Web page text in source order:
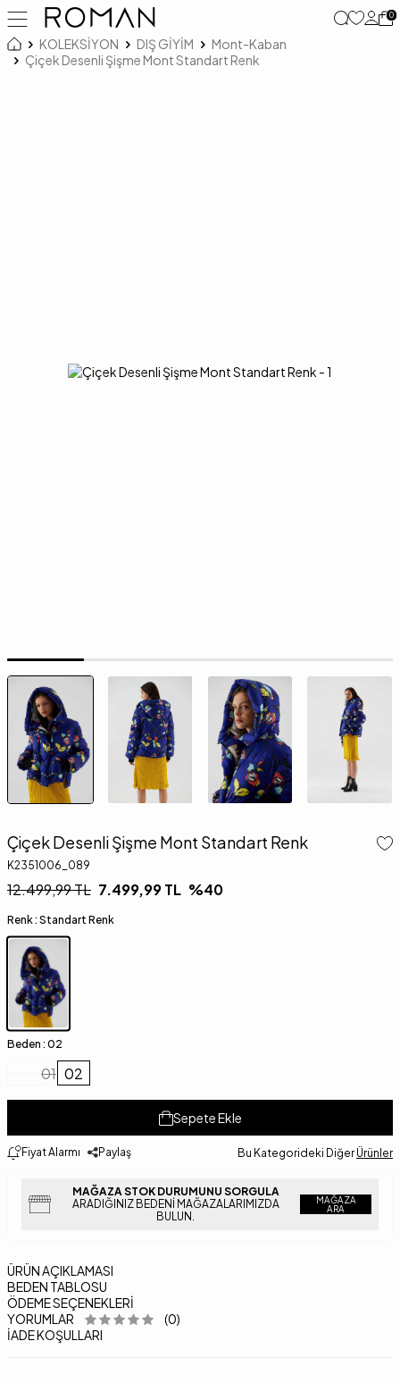
0
KOLEKSİYON DIŞ GİYİM
Mont-Kaban
Çiçek Desenli Şişme Mont Standart Renk
Çiçek Desenli Şişme Mont Standart Renk
K2351006_089
12.499,99TL 7.499,99TL %40
Renk : Standart Renk
Beden : 02
01 02
Sepete Ekle
Fiyat Alarmı Paylaş Bu Kategorideki Diğer Ürünler
MAĞAZA STOK DURUMUNU SORGULA
ARADIĞINIZ BEDENI MAĞAZALARIMIZDA
BULUN.
MAĞAZA
ARA
ÜRÜN AÇIKLAMASI
BEDEN TABLOSU
ÖDEME SEÇENEKLERI
YORUMLAR
(0)
İADE KOŞULLARI